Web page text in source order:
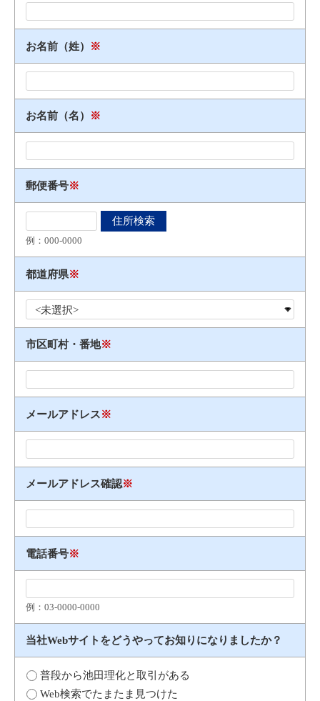
お名前（姓） ※
お名前（名） ※
郵便番号※
例：000​-​0000
都道府県※
市区町村・番地※
メールアドレス※
メールアドレス確認※
電話番号※
例：03​-​0000​-​0000
当社Webサイトをどうやってお知りになりましたか？
普段から池田理化と取引がある
Web検索でたまたま見つけた